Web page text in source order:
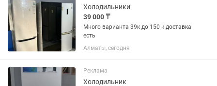
Холодильники
39 000 ₸
Много варианта 39к до 150 к доставка
есть
Алматы, сегодня
Реклама
Холодильник